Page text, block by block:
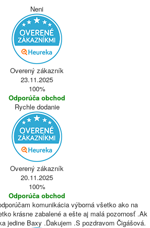
Neni
Overený zákazník
23.11.2025
100%
Odporúča obchod
Rychle dodanie
Overený zákazník
20.11.2025
100%
Odporúča obchod
komunikácia výborná všetko ako na
krásne zabalené a ešte aj malá pozornosť .Ak
jedine Baxy .Ďakujem .S pozdravom Čigášová.